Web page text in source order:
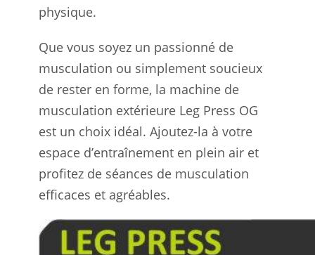
physique.
Que vous soyez un passionné de
musculation ou simplement soucieux
de rester en forme, la machine de
musculation extérieure Leg Press OG
est un choix idéal. Ajoutez-la à votre
espace d’entraînement en plein air et
profitez de séances de musculation
efficaces et agréables.